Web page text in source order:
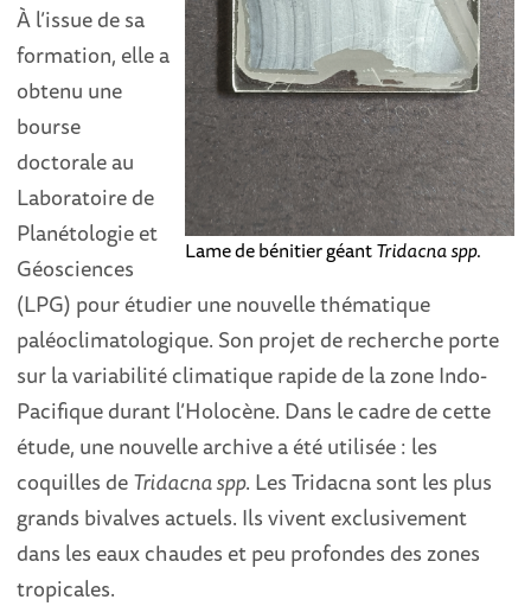
Lame de bénitier géantTridacna spp.
À l’issue de sa
formation, elle a
obtenu une
bourse
doctorale au
Laboratoire de
Planétologie et
Géosciences
(LPG) pour étudier une nouvelle thématique
paléoclimatologique. Son projet de recherche porte
sur la variabilité climatique rapide de la zone Indo-
Pacifique durant l’Holocène. Dans le cadre de cette
étude, une nouvelle archive a été utilisée : les
coquilles deTridacna spp. Les Tridacna sont les plus
grands bivalves actuels. Ils vivent exclusivement
dans les eaux chaudes et peu profondes des zones
tropicales.